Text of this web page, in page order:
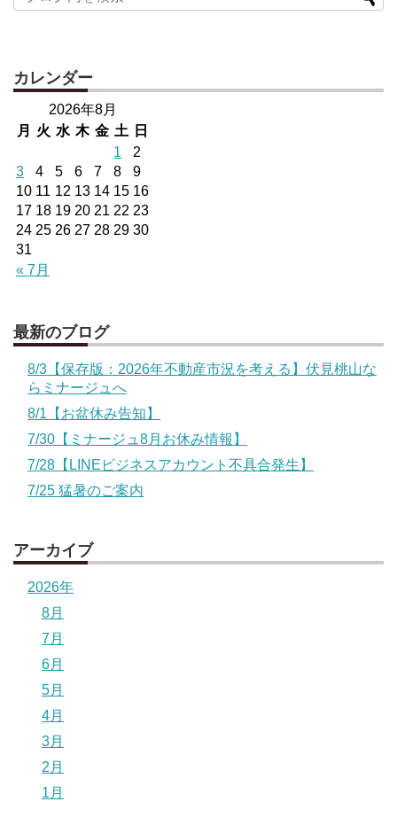
カレンダー
2026年8月
月
火 水 木 金 土 日
« 7月
1
2
3
4 5 6 7 8
9
10 11 12 13 14 15 16
17 18 19 20 21 22 23
24 25 26 27 28 29 30
31
最新のブログ
8/3【保存版：2026年不動産市況を考える】伏見桃山な
らミナージュへ
8/1【お盆休み告知】
7/30【ミナージュ8月お休み情報】
7/28【LINEビジネスアカウント不具合発生】
7/25 猛暑のご案内
アーカイブ
2026年
8月
7月
6月
5月
4月
3月
2月
1月